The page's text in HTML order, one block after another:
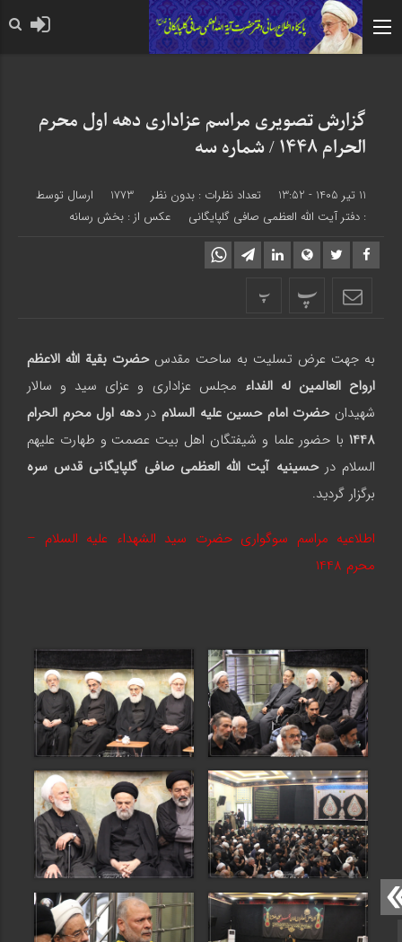
صفحه نخست
گزارش تصویری مراسم عزاداری دهه اول محرم
الحرام 1448 / شماره سه
11 تیر 1405 - 13:52 تعداد نظرات : بدون نظر
ارسال توسط
: دفتر آیت الله العظمی صافی گلپایگانی عکس از : بخش رسانه
پ پ
به جهت عرض تسلیت به ساحت مقدسحضرت بقیة الله الاعظم
ارواح العالمین له الفداء مجلس عزاداری و عزای سید و سالار
شهیدانحضرت امام حسین علیه السلام دردهه اول محرم الحرام
1448 با حضور علما و شیفتگان اهل بیت عصمت و طهارت علیهم
السلام درحسینیه آیت الله العظمی صافی گلپایگانی قدس سره
برگزار گردید.
اطلاعیه مراسم سوگواری حضرت سید الشهداء علیه السلام –
محرم 1 448